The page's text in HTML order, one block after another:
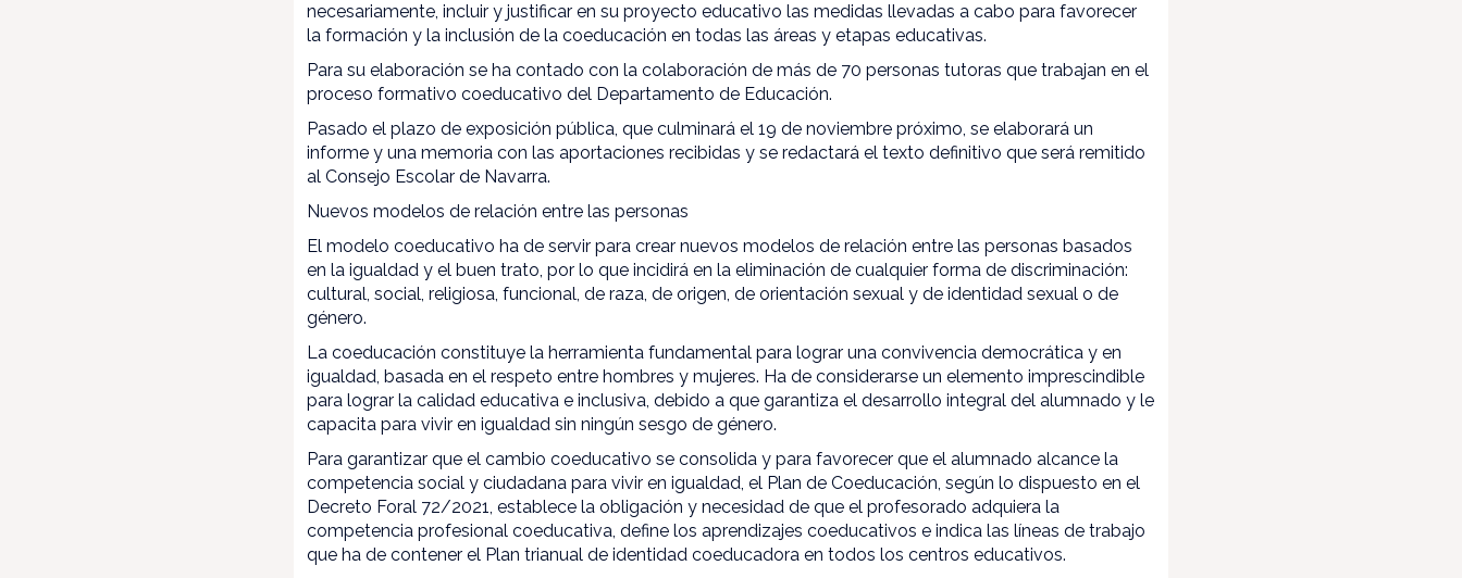
necesariamente, incluir y justificar en su proyecto educativo las medidas llevadas a cabo para favorecer
la formación y la inclusión de la coeducación en todas las áreas y etapas educativas.
Para su elaboración se ha contado con la colaboración de más de 70 personas tutoras que trabajan en el
proceso formativo coeducativo del Departamento de Educación.
Pasado el plazo de exposición pública, que culminará el 19 de noviembre próximo, se elaborará un
informe y una memoria con las aportaciones recibidas y se redactará el texto definitivo que será remitido
al Consejo Escolar de Navarra.
Nuevos modelos de relación entre las personas
El modelo coeducativo ha de servir para crear nuevos modelos de relación entre las personas basados
en la igualdad y el buen trato, por lo que incidirá en la eliminación de cualquier forma de discriminación:
cultural, social, religiosa, funcional, de raza, de origen, de orientación sexual y de identidad sexual o de
género.
La coeducación constituye la herramienta fundamental para lograr una convivencia democrática y en
igualdad, basada en el respeto entre hombres y mujeres. Ha de considerarse un elemento imprescindible
para lograr la calidad educativa e inclusiva, debido a que garantiza el desarrollo integral del alumnado y le
capacita para vivir en igualdad sin ningún sesgo de género.
Para garantizar que el cambio coeducativo se consolida y para favorecer que el alumnado alcance la
competencia social y ciudadana para vivir en igualdad, el Plan de Coeducación, según lo dispuesto en el
Decreto Foral 72/2021, establece la obligación y necesidad de que el profesorado adquiera la
competencia profesional coeducativa, define los aprendizajes coeducativos e indica las líneas de trabajo
que ha de contener el Plan trianual de identidad coeducadora en todos los centros educativos.